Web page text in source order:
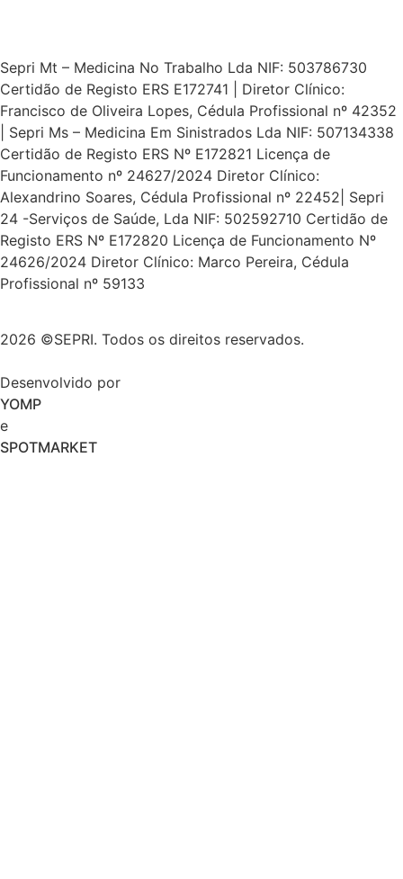
Sepri Mt – Medicina No Trabalho Lda NIF: 503786730
Certidão de Registo ERS E172741 | Diretor Clínico:
Francisco de Oliveira Lopes, Cédula Profissional nº 42352
| Sepri Ms – Medicina Em Sinistrados Lda NIF: 507134338
Certidão de Registo ERS Nº E172821 Licença de
Funcionamento nº 24627/2024 Diretor Clínico:
Alexandrino Soares, Cédula Profissional nº 22452| Sepri
24 -Serviços de Saúde, Lda NIF: 502592710 Certidão de
Registo ERS Nº E172820 Licença de Funcionamento Nº
24626/2024 Diretor Clínico: Marco Pereira, Cédula
Profissional nº 59133
2026 ©SEPRI. Todos os direitos reservados.
Desenvolvido por
YOMP
e
SPOTMARKET